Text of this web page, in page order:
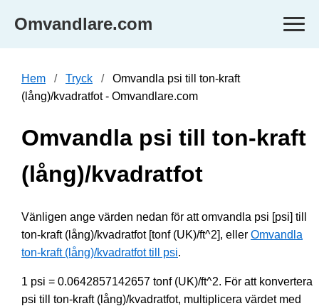
Omvandlare.com
Hem Tryck
Omvandla psi till ton-kraft
(lång)/kvadratfot - Omvandlare.com
Omvandla psi till ton-kraft
(lång)/kvadratfot
Vänligen ange värden nedan för att omvandla psi [psi] till
ton-kraft (lång)/kvadratfot [tonf (UK)/ft^2], eller Omvandla
ton-kraft (lång)/kvadratfot till psi.
1 psi = 0.0642857142657 tonf (UK)/ft^2. För att konvertera
psi till ton-kraft (lång)/kvadratfot, multiplicera värdet med